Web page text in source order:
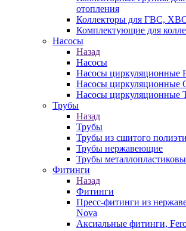
отопления
Коллекторы для ГВС,
Комплектующие для
Насосы
Назад
Насосы
Насосы циркуляционные
Насосы циркуляционные
Насосы циркуляционные
Трубы
Назад
Трубы
Трубы из сшитого
Трубы нержавеющие
Трубы
Фитинги
Назад
Фитинги
Пресс-фитинги из
Nova
Аксиальные фитинги,